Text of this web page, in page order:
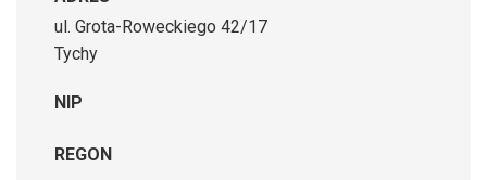
ul. Grota-Roweckiego 42/17
Tychy
NIP
REGON